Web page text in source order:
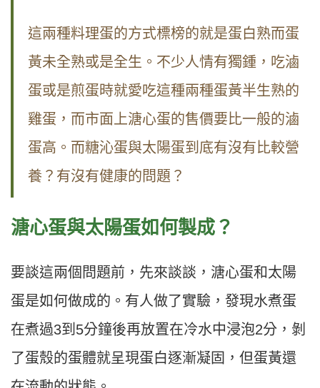
這兩種料理蛋的方式標榜的就是蛋白熟而蛋
黃未全熟或是全生。不少人情有獨鍾，吃滷
蛋或是煎蛋時就愛吃這種兩種蛋黃半生熟的
雞蛋，而市面上溏心蛋的售價要比一般的滷
蛋高。而糖沁蛋與太陽蛋到底有沒有比較營
養？有沒有健康的問題？
溏心蛋與太陽蛋如何製成？
要談這兩個問題前，先來談談，溏心蛋和太陽
蛋是如何做成的。有人做了實驗，發現水煮蛋
在煮過3到5分鐘後再放置在冷水中浸泡2分，剝
了蛋殼的蛋體就呈現蛋白逐漸凝固，但蛋黃還